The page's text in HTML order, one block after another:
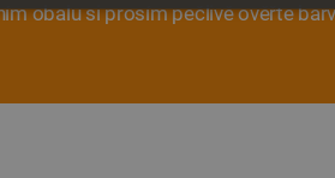
obalu si prosím pečlivě ověřte
SOUBORY SOUBORY CÍLENÍ